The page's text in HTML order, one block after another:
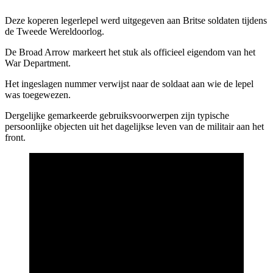
Deze koperen legerlepel werd uitgegeven aan Britse soldaten tijdens
de Tweede Wereldoorlog.
De Broad Arrow markeert het stuk als officieel eigendom van het
War Department.
Het ingeslagen nummer verwijst naar de soldaat aan wie de lepel
was toegewezen.
Dergelijke gemarkeerde gebruiksvoorwerpen zijn typische
persoonlijke objecten uit het dagelijkse leven van de militair aan het
front.